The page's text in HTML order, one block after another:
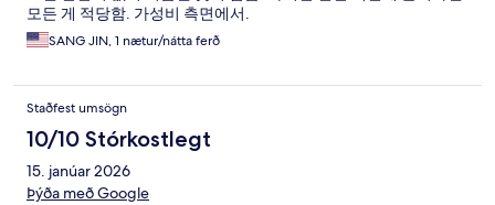
모든 게 적당함. 가성비 측면에서.
SANG JIN, 1 nætur/nátta ferð
Staðfest umsögn
10/10 Stórkostlegt
15. janúar 2026
Þýða með Google